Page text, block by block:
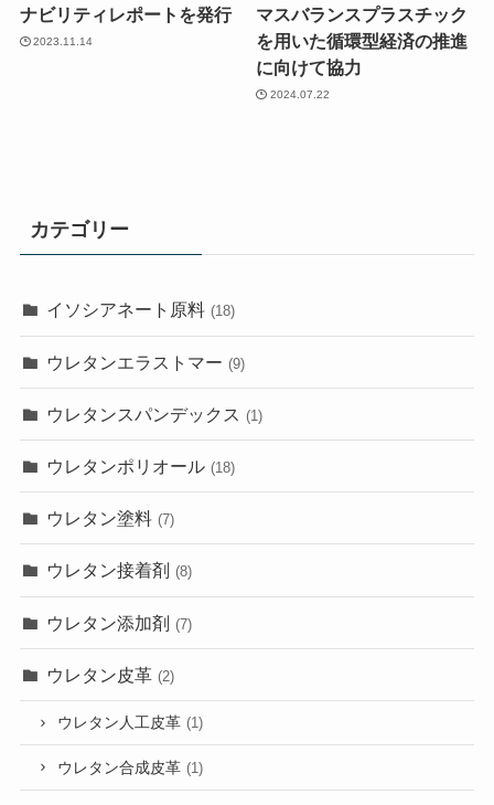
ナビリティレポートを発行
2023.11.14
マスバランスプラスチック
を用いた循環型経済の推進
に向けて協力
2024.07.22
カテゴリー
イソシアネート原料 (18)
ウレタンエラストマー (9)
ウレタンスパンデックス (1)
ウレタンポリオール (18)
ウレタン塗料 (7)
ウレタン接着剤 (8)
ウレタン添加剤 (7)
ウレタン皮革 (2)
ウレタン人工皮革 (1)
ウレタン合成皮革 (1)